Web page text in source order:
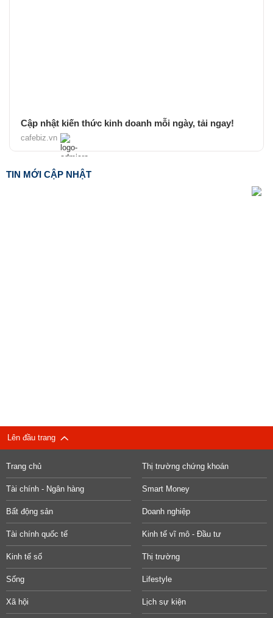
Cập nhật kiến thức kinh doanh mỗi ngày, tải ngay!
cafebiz.vn
TIN MỚI CẬP NHẬT
Lên đầu trang
Trang chủ Thị trường chứng khoán
Tài chính - Ngân hàng Smart Money
Bất động sản Doanh nghiệp
Tài chính quốc tế Kinh tế vĩ mô - Đầu tư
Kinh tế số Thị trường
Sống Lifestyle
Xã hội Lịch sự kiện